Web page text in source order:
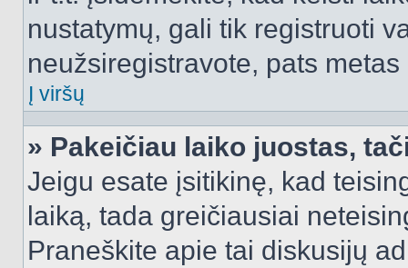
nustatymų, gali tik registruoti
neužsiregistravote, pats
Į viršų
» Pakeičiau laiko juostas,
Jeigu esate įsitikinę, kad
laiką, tada greičiausiai
Praneškite apie tai diskusijų